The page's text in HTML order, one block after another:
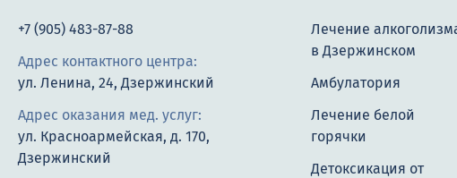
+7 (905) 483-87-88
Адрес контактного центра:
ул. Ленина, 24, Дзержинский
Адрес оказания мед. услуг:
ул. Красноармейская, д. 170,
Дзержинский
Лечение
в Дзержинском
Амбулатория
Лечение белой
горячки
Детоксикация от